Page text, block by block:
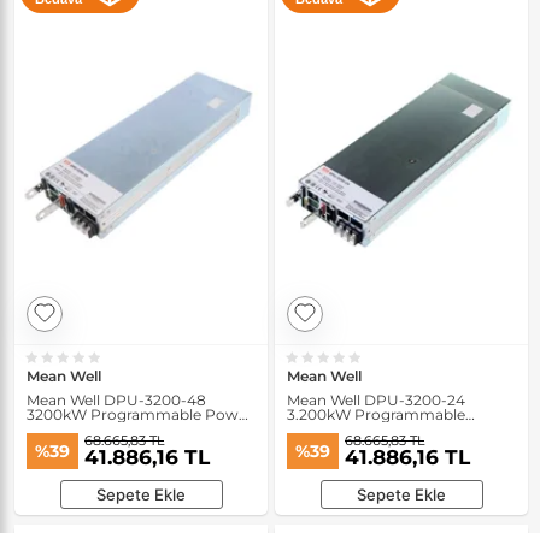
Mean Well
Mean Well DPU-3200-48
3200kW Programmable Power
%39 68.665,83 TL
41.886,16 TL
Sepete Ekle
Mean Well
Mean Well DPU-3200-24
3.200kW Programmable
Power Supply
%39 68.665,83 TL
41.886,16 TL
Sepete Ekle